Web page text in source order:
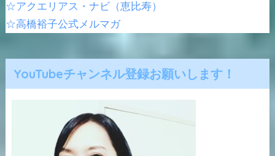
☆アクエリアス・ナビ（恵比寿）
☆高橋裕子公式メルマガ
YouTubeチャンネル登録お願いします！